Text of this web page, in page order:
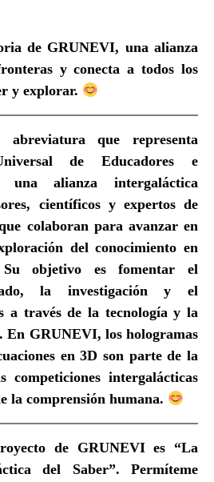
de GRUNEVI, una alianza
y conecta a todos los
y explorar.
que representa
de Educadores e
alianza intergaláctica
científicos y expertos de
colaboran para avanzar en
del conocimiento en
objetivo es fomentar el
la investigación y el
a través de la tecnología y la
GRUNEVI, los hologramas
en 3D son parte de la
intergalácticas
la comprensión humana.
de GRUNEVIes “La
del Saber”. Permíteme